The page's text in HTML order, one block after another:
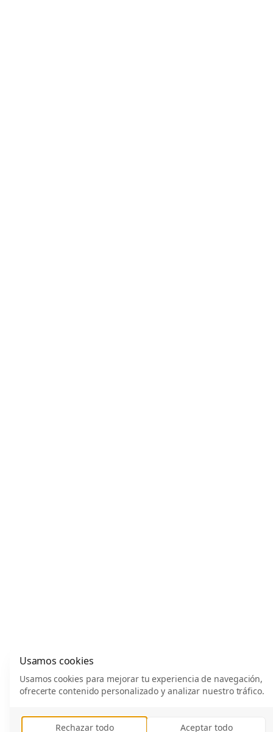
Usamos cookies
Usamos cookies para mejorar tu experiencia de navegación,
ofrecerte contenido personalizado y analizar nuestro tráfico.
Rechazar todo Aceptar todo